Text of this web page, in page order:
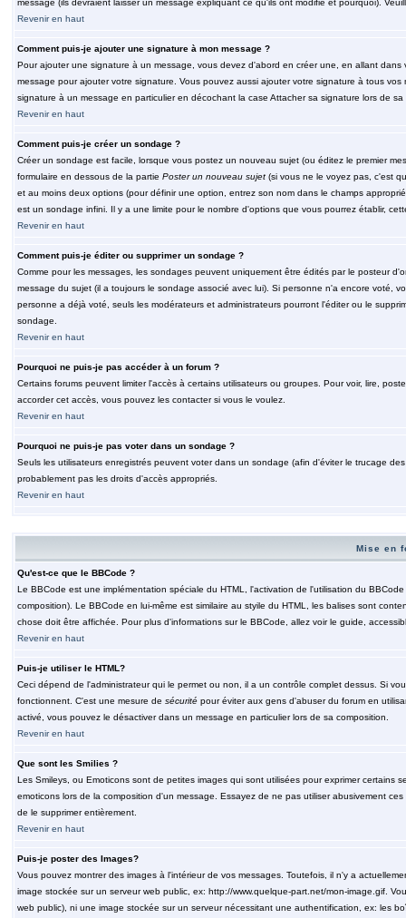
message (ils devraient laisser un message expliquant ce qu'ils ont modifié et pourquoi).
Revenir en haut
Comment puis-je ajouter une signature à mon message ?
Pour ajouter une signature à un message, vous devez d'abord en créer une, en allant
message pour ajouter votre signature. Vous pouvez aussi ajouter votre signature à tous
signature à un message en particulier en décochant la case Attacher sa signature lors de sa
Revenir en haut
Comment puis-je créer un sondage ?
Créer un sondage est facile, lorsque vous postez un nouveau sujet (ou éditez le premier
formulaire en dessous de la partie Poster un nouveau sujet(si vous ne le voyez pas, c'est
et au moins deux options (pour définir une option, entrez son nom dans le champs
est un sondage infini. Il y a une limite pour le nombre d'options que vous pourrez établir,
Revenir en haut
Comment puis-je éditer ou supprimer un sondage ?
Comme pour les messages, les sondages peuvent uniquement être édités par le posteur
message du sujet (il a toujours le sondage associé avec lui). Si personne n'a encore voté,
personne a déjà voté, seuls les modérateurs et administrateurs pourront l'éditer ou le
sondage.
Revenir en haut
Pourquoi ne puis-je pas accéder à un forum ?
Certains forums peuvent limiter l'accès à certains utilisateurs ou groupes. Pour voir, lire,
accorder cet accès, vous pouvez les contacter si vous le voulez.
Revenir en haut
Pourquoi ne puis-je pas voter dans un sondage ?
Seuls les utilisateurs enregistrés peuvent voter dans un sondage (afin d'éviter le trucage
probablement pas les droits d'accès appropriés.
Revenir en haut
Mise en
Qu'est-ce que le BBCode ?
Le BBCode est une implémentation spéciale du HTML, l'activation de l'utilisation du
composition). Le BBCode en lui-même est similaire au styile du HTML, les balises sont
chose doit être affichée. Pour plus d'informations sur le BBCode, allez voir le guide,
Revenir en haut
Puis-je utiliser le HTML?
Ceci dépend de l'administrateur qui le permet ou non, il a un contrôle complet dessus. Si
fonctionnent. C'est une mesure de sécuritépour éviter aux gens d'abuser du forum en
activé, vous pouvez le désactiver dans un message en particulier lors de sa composition.
Revenir en haut
Que sont les Smilies ?
Les Smileys, ou Emoticons sont de petites images qui sont utilisées pour exprimer certains
emoticons lors de la composition d'un message. Essayez de ne pas utiliser abusivement
de le supprimer entièrement.
Revenir en haut
Puis-je poster des Images?
Vous pouvez montrer des images à l'intérieur de vos messages. Toutefois, il n'y a
image stockée sur un serveur web public, ex: http://www.quelque-part.net/mon-image.gif.
web public), ni une image stockée sur un serveur nécessitant une authentification, ex: les